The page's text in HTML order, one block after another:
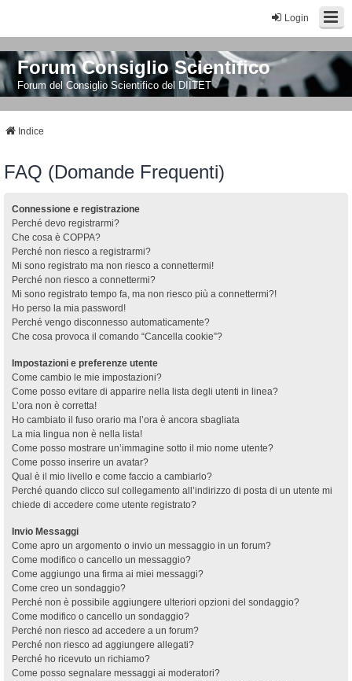
Login
Forum Consiglio Scientifico
Forum del Consiglio Scientifico del DIITET
Indice
FAQ (Domande Frequenti)
Connessione e registrazione
Perché devo registrarmi?
Che cosa è COPPA?
Perché non riesco a registrarmi?
Mi sono registrato ma non riesco a connettermi!
Perché non riesco a connettermi?
Mi sono registrato tempo fa, ma non riesco più a connettermi?!
Ho perso la mia password!
Perché vengo disconnesso automaticamente?
Che cosa provoca il comando “Cancella cookie”?
Impostazioni e preferenze utente
Come cambio le mie impostazioni?
Come posso evitare di apparire nella lista degli utenti in linea?
L’ora non è corretta!
Ho cambiato il fuso orario ma l’ora è ancora sbagliata
La mia lingua non è nella lista!
Come posso mostrare un’immagine sotto il mio nome utente?
Come posso inserire un avatar?
Qual è il mio livello e come faccio a cambiarlo?
Perché quando clicco sul collegamento all’indirizzo di posta di un utente mi
chiede di accedere come utente registrato?
Invio Messaggi
Come apro un argomento o invio un messaggio in un forum?
Come modifico o cancello un messaggio?
Come aggiungo una firma ai miei messaggi?
Come creo un sondaggio?
Perché non è possibile aggiungere ulteriori opzioni del sondaggio?
Come modifico o cancello un sondaggio?
Perché non riesco ad accedere a un forum?
Perché non riesco ad aggiungere allegati?
Perché ho ricevuto un richiamo?
Come posso segnalare messaggi ai moderatori?